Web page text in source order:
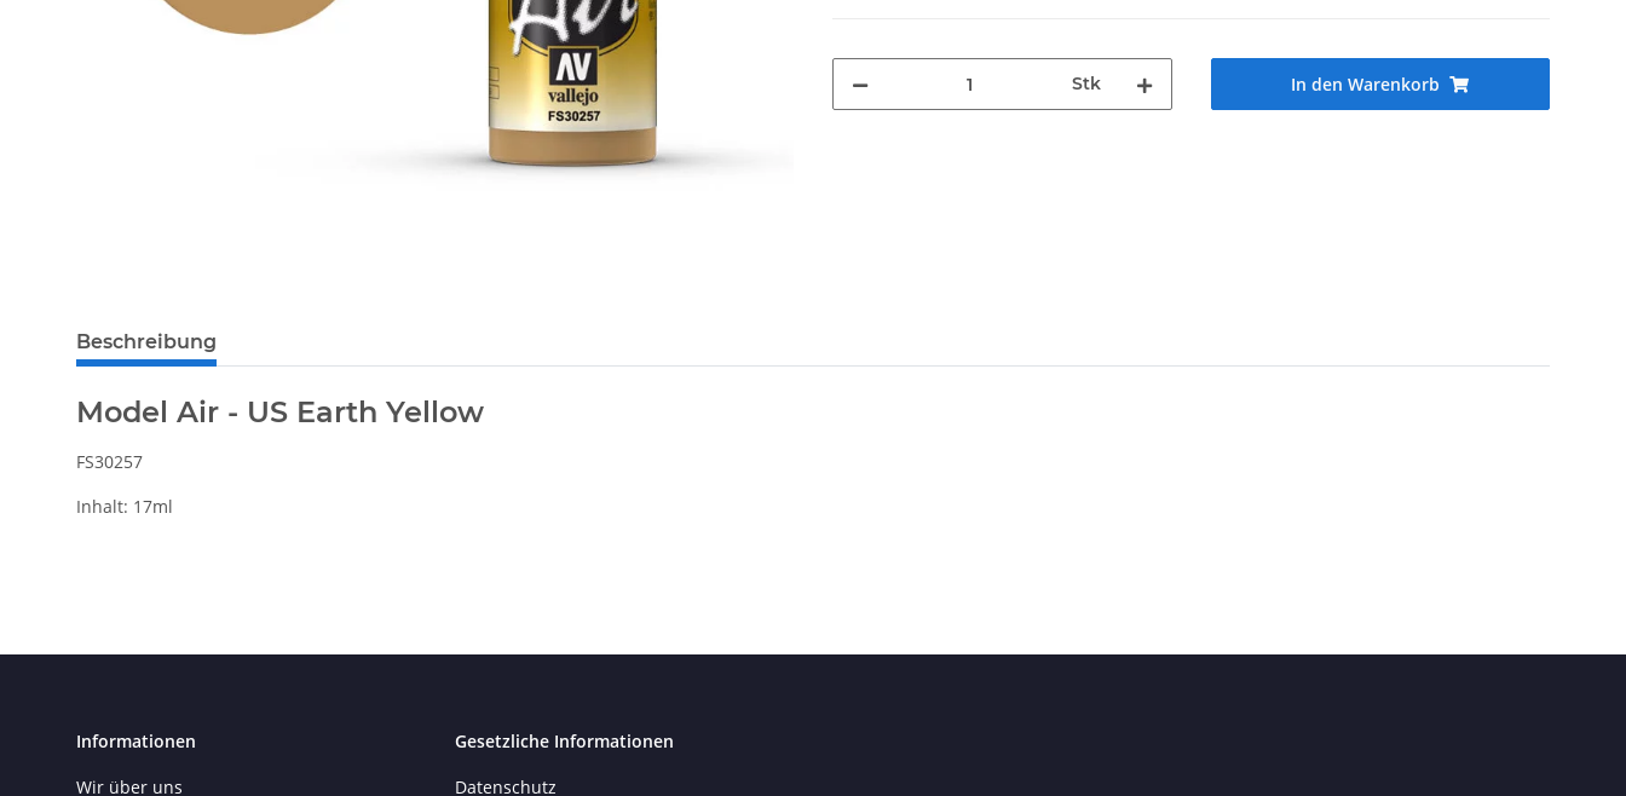
Stk In den Warenkorb
Beschreibung
Model Air - US Earth Yellow
FS30257
Inhalt: 17ml
Informationen
Wir über uns
Gesetzliche Informationen
Datenschutz